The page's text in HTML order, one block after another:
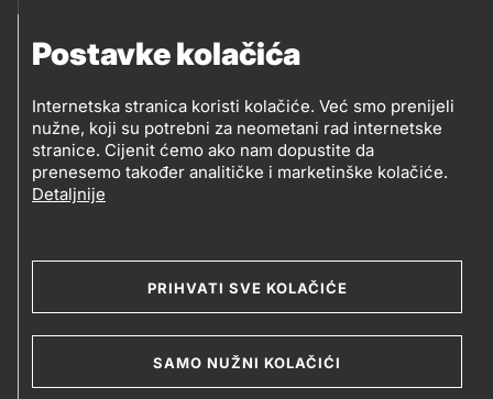
Postavke kolačića
Internetska stranica koristi kolačiće. Već smo prenijeli
nužne, koji su potrebni za neometani rad internetske
stranice. Cijenit ćemo ako nam dopustite da
prenesemo također analitičke i marketinške kolačiće.
Detaljnije
PRIHVATI SVE KOLAČIĆE
SAMO NUŽNI KOLAČIĆI
Pratite
nas
Social
media
PRATITE PETROL NA
2019-2026 Petrol d.o.o. i Petrol d.d., Ljubljana
Kolačići
Opći uvjeti poslovanja